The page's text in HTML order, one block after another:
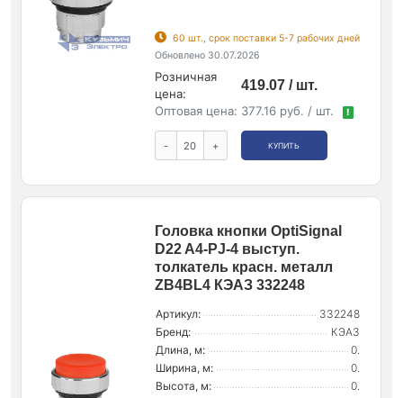
60 шт., срок поставки 5-7 рабочих дней
Обновлено 30.07.2026
Розничная
цена:
419.07 / шт.
Оптовая цена: 377.16 руб. / шт. !
- + КУПИТЬ
Головка кнопки OptiSignal
D22 A4-PJ-4 выступ.
толкатель красн. металл
ZB4BL4 КЭАЗ 332248
Артикул:
332248
Бренд:
КЭАЗ
Длина, м:
0.
Ширина, м:
0.
Высота, м:
0.